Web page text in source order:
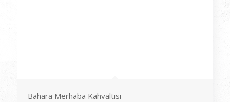
Bahara Merhaba Kahvaltısı